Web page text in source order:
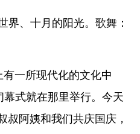
界、十月的阳光。歌舞：
一所现代化的文化中
幕式就在那里举行。今天
叔阿姨和我们共庆国庆，